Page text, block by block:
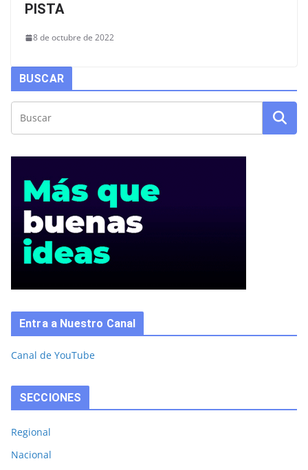
PISTA
8 de octubre de 2022
BUSCAR
Entra a Nuestro Canal
Canal de YouTube
SECCIONES
Regional
Nacional